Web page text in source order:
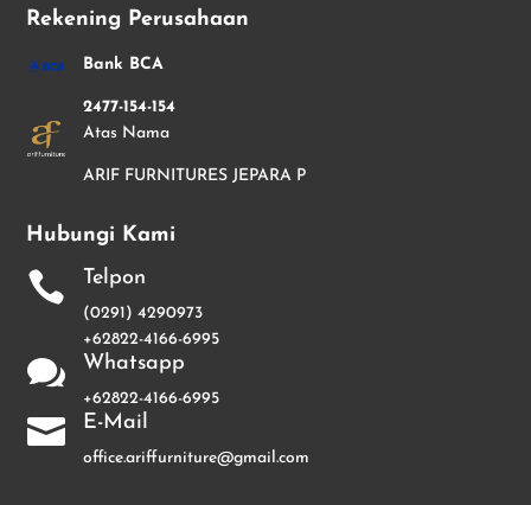
Rekening Perusahaan
Bank BCA
2477-154-154
Atas Nama
ARIF FURNITURES JEPARA P
Hubungi Kami
 Telpon
(0291) 4290973
+62822-4166-6995
 Whatsapp
+62822-4166-6995
 E-Mail
office.ariffurniture@gmail.com